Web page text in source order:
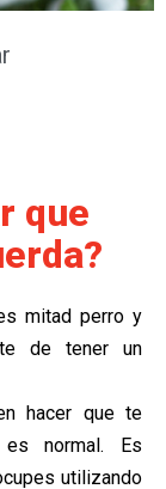
que
mitad perro y
de tener un
hacer que te
normal. Es
utilizando